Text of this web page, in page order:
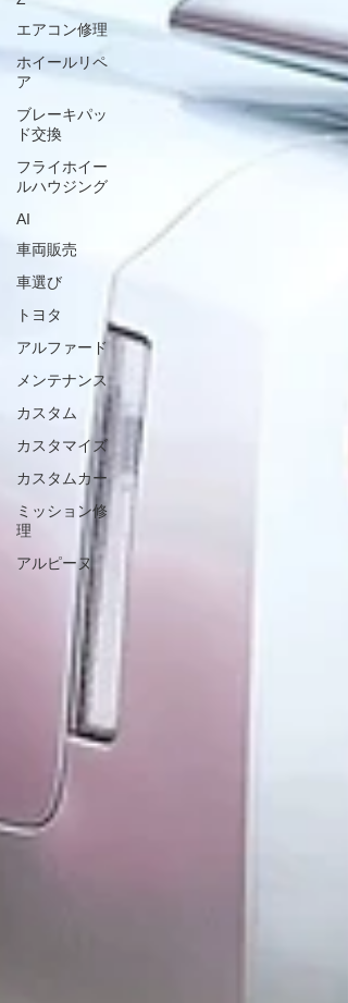
エアコン修理
ホイールリペ
ア
ブレーキパッ
ド交換
フライホイー
ルハウジング
AI
車両販売
車選び
トヨタ
アルファード
メンテナンス
カスタム
カスタマイズ
カスタムカー
ミッション修
理
アルピーヌ